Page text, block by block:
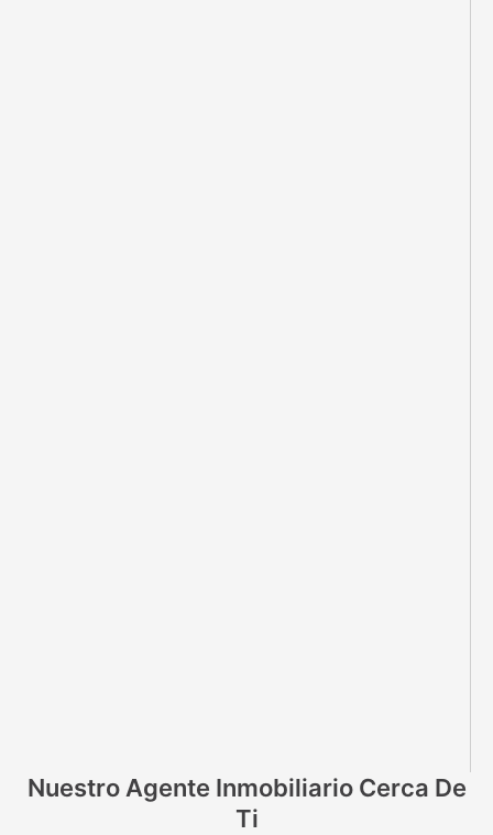
Nuestro Agente Inmobiliario Cerca De
Ti